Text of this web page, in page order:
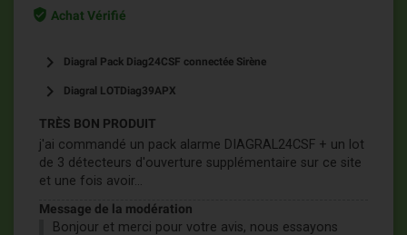
verified_user Achat Vérifié
keyboard_arrow_right Diagral Pack Diag24CSF connectée Sirène
keyboard_arrow_right Diagral LOTDiag39APX
TRÈS BON PRODUIT
j'ai commandé un pack alarme DIAGRAL24CSF + un lot
de 3 détecteurs d'ouverture supplémentaire sur ce site
et une fois avoir...
Message de la modération
Bonjour et merci pour votre avis, nous essayons